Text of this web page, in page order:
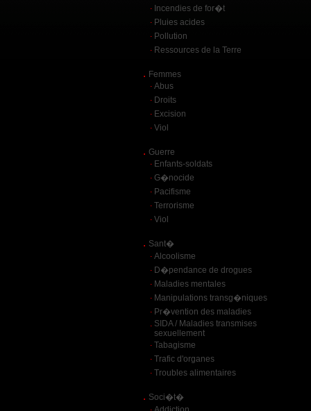
. Incendies de for�t
. Pluies acides
. Pollution
. Ressources de la Terre
. Femmes
. Abus
. Droits
. Excision
. Viol
. Guerre
. Enfants-soldats
. G�nocide
. Pacifisme
. Terrorisme
. Viol
. Sant�
. Alcoolisme
. D�pendance de drogues
. Maladies mentales
. Manipulations transg�niques
. Pr�vention des maladies
. SIDA / Maladies transmises
sexuellement
. Tabagisme
. Trafic d'organes
. Troubles alimentaires
. Soci�t�
.